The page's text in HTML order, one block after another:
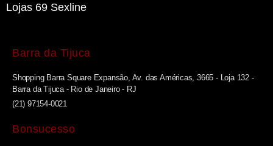
Lojas 69 Sexline
Barra da Tijuca
Shopping Barra Square Expansão, Av. das Américas, 3665 - Loja 132 -
Barra da Tijuca - Rio de Janeiro - RJ
(21) 97154-0021
Bonsucesso